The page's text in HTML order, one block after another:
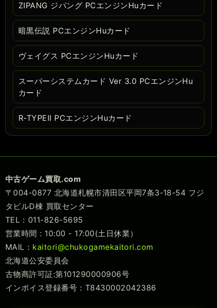
ZIPANG ジパング PCエンジンHuカード
暗黒伝説 PCエンジンHuカード
ヴェイグス PCエンジンHuカード
スーパーシステムカード Ver 3.0 PCエンジンHu
カード
R-TYPEII PCエンジンHuカード
中古ゲーム買取.com
〒004-0877 北海道札幌市清田区平岡7条3-18-54 フジ
タビルD棟 買取センター
TEL：011-826-5695
営業時間 : 10:00 - 17:00(土日休業）
MAIL： kaitori@chukogamekaitori.com
北海道公安委員会
古物商許可証:第101290000906号
インボイス登録番号：T8430002042386